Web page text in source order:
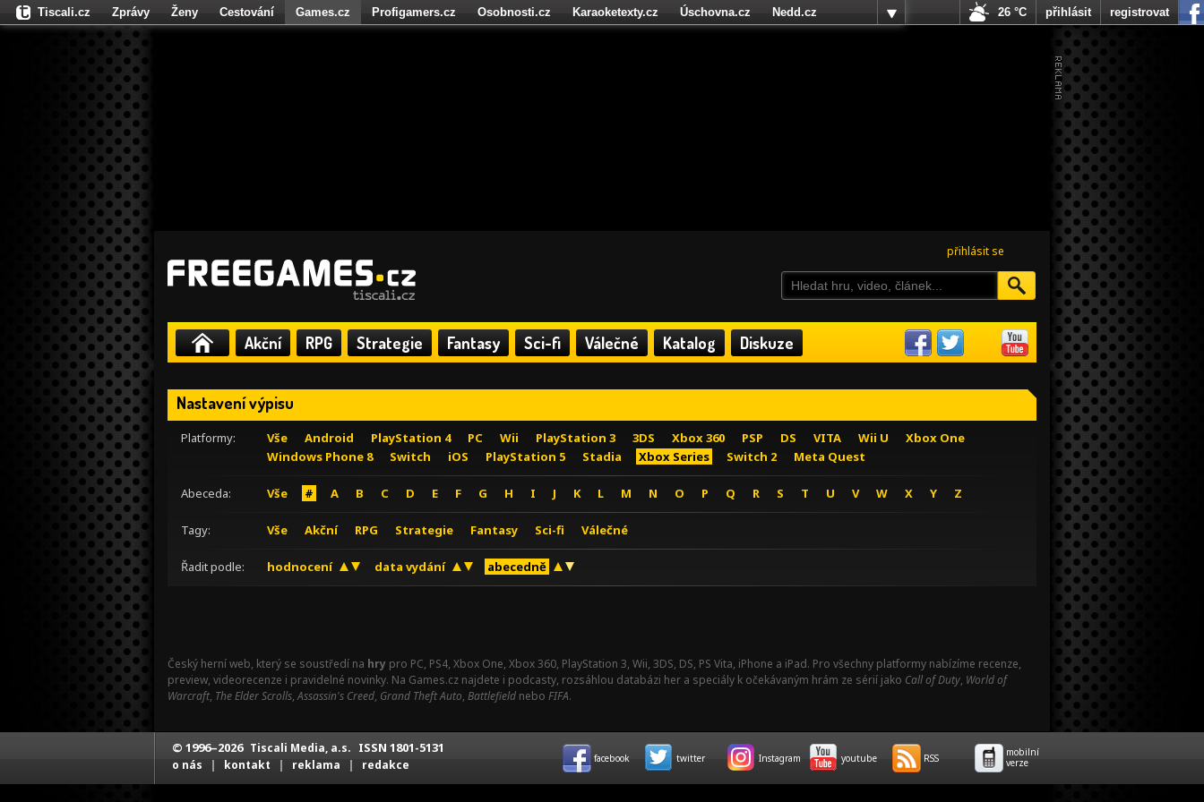
přihlásit se
Akční RPG Strategie Fantasy Sci-fi Válečné Katalog Diskuze
Nastavení výpisu
Platformy: Vše Android PlayStation 4 PC Wii PlayStation 3 3DS Xbox 360 PSP DS VITA Wii U
Xbox One
Windows Phone 8
Switch iOS PlayStation 5 Stadia Xbox Series Switch 2 Meta Quest
Abeceda: Vše # A B C D E F G H I J K L M N O P Q R S T U V W X Y Z
Tagy: Vše Akční RPG Strategie Fantasy Sci-fi Válečné
Řadit podle: hodnocení data vydání abecedně
Český herní web, který se soustředí na hry pro PC, PS4, Xbox One, Xbox 360, PlayStation 3, Wii, 3DS, DS, PS Vita, iPhone a iPad. Pro všechny platformy nabízíme recenze,
preview, videorecenze i pravidelné novinky. Na Games.cz najdete i podcasty, rozsáhlou databázi her a speciály k očekávaným hrám ze sérií jako Call of Duty, World of
Warcraft, The Elder Scrolls,Assassin's Creed, Grand Theft Auto, Battlefield nebo FIFA.
Tiscali.cz Zprávy Ženy Cestování Games.cz Profigamers.cz Osobnosti.cz Karaoketexty.cz Úschovna.cz
Nedd.cz
Fights.cz
26 °C přihlásit registrovat
© 1996–2026 Tiscali Media, a.s. ISSN 1801-5131
o nás | kontakt | reklama | redakce facebook twitter Instagram youtube RSS
mobilní
verze